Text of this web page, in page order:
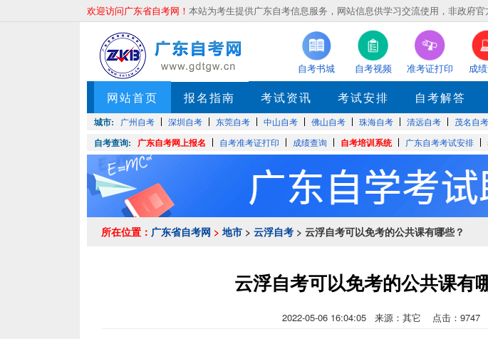
欢迎访问广东省自考网！ 本站为考生提供广东自考信息服务，网站信息供学习交流使用，非政府
自考书城 自考视频 准考证打印 成
网站首页 报名指南 考试资讯 考试安排 自考解答
城市: 广州自考 深圳自考 东莞自考 中山自考 佛山自考 珠海自考 清远自考 茂名自考
自考查询: 广东自考网上报名 自考准考证打印 成绩查询 自考培训系统 广东自考考试安排
所在位置： 广东省自考网 > 地市 > 云浮自考 > 云浮自考可以免考的公共课有哪些？
云浮自考可以免考的公共课有
2022-05-06 16:04:05 来源：其它 点击： 9747